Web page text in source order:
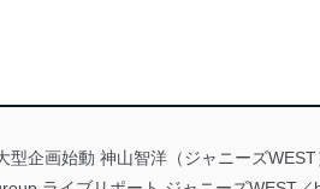
企画始動 神山智洋（ジャニーズ